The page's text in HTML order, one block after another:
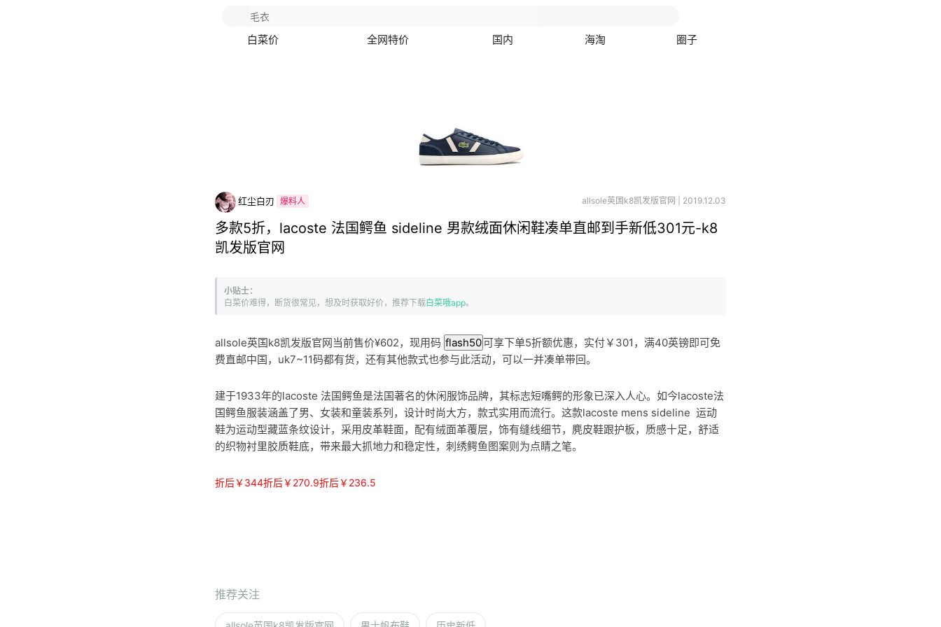
白菜价 全网特价 国内 海淘 圈子
红尘白刃 爆料人 allsole英国k8凯发版官网 | 2019.12.03
多款5折，lacoste 法国鳄鱼 sideline 男款绒面休闲鞋凑单直邮到手新低301元-k8
凯发版官网
小贴士：
白菜价难得，断货很常见，想及时获取好价，推荐下载白菜哦app。
allsole英国k8凯发版官网当前售价¥602，现用码 flash50可享下单5折额优惠，实付￥301，满40英镑即可免
费直邮中国，uk7~11码都有货，还有其他款式也参与此活动，可以一并凑单带回。
建于1933年的lacoste 法国鳄鱼是法国著名的休闲服饰品牌，其标志短嘴鳄的形象已深入人心。如今lacoste法
国鳄鱼服装涵盖了男、女装和童装系列，设计时尚大方，款式实用而流行。这款lacoste mens sideline 运动
鞋为运动型藏蓝条纹设计，采用皮革鞋面，配有绒面革覆层，饰有缝线细节，麂皮鞋跟护板，质感十足，舒适
的织物衬里胶质鞋底，带来最大抓地力和稳定性，刺绣鳄鱼图案则为点睛之笔。
折后￥344折后￥270.9折后￥236.5
推荐关注